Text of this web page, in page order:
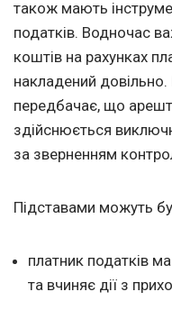
також мають
податків. Водночас
коштів на рахунках
накладений
передбачає, що
здійснюється
за зверненням
Підставами можуть
платник податків
та вчиняє дії з